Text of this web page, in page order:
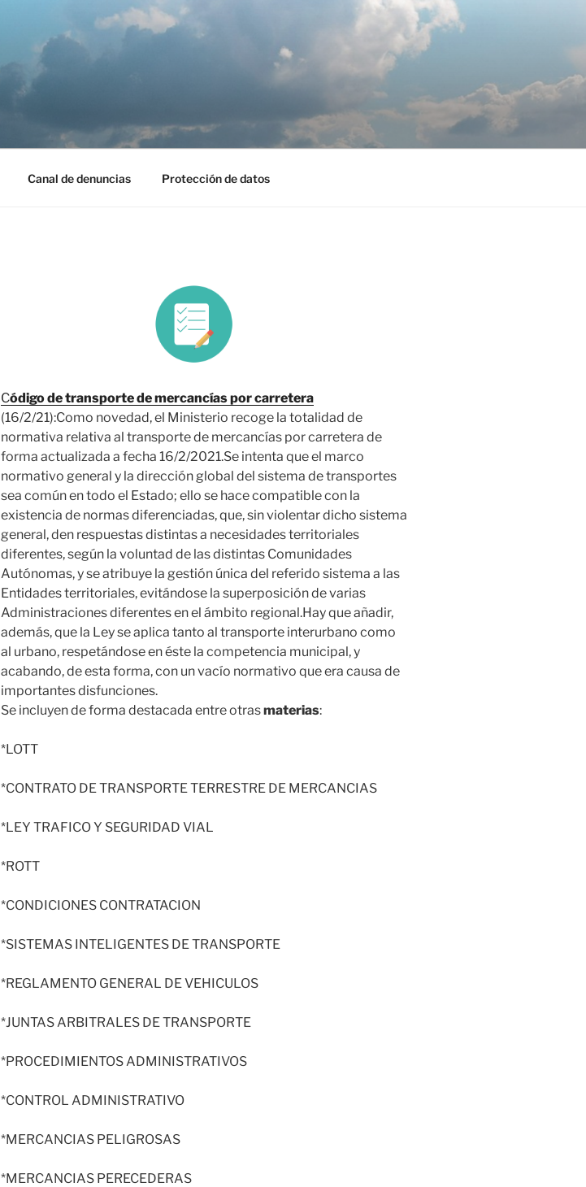
Canal de denuncias Protección de datos
Código de transporte de mercancías por carretera
(16/2/21):Como novedad, el Ministerio recoge la totalidad de
normativa relativa al transporte de mercancías por carretera de
forma actualizada a fecha 16/2/2021.Se intenta que el marco
normativo general y la dirección global del sistema de transportes
sea común en todo el Estado; ello se hace compatible con la
existencia de normas diferenciadas, que, sin violentar dicho sistema
general, den respuestas distintas a necesidades territoriales
diferentes, según la voluntad de las distintas Comunidades
Autónomas, y se atribuye la gestión única del referido sistema a las
Entidades territoriales, evitándose la superposición de varias
Administraciones diferentes en el ámbito regional.Hay que añadir,
además, que la Ley se aplica tanto al transporte interurbano como
al urbano, respetándose en éste la competencia municipal, y
acabando, de esta forma, con un vacío normativo que era causa de
importantes disfunciones.
Se incluyen de forma destacada entre otrasmaterias:
*LOTT
*CONTRATO DE TRANSPORTE TERRESTRE DE MERCANCIAS
*LEY TRAFICO Y SEGURIDAD VIAL
*ROTT
*CONDICIONES CONTRATACION
*SISTEMAS INTELIGENTES DE TRANSPORTE
*REGLAMENTO GENERAL DE VEHICULOS
*JUNTAS ARBITRALES DE TRANSPORTE
*PROCEDIMIENTOS ADMINISTRATIVOS
*CONTROL ADMINISTRATIVO
*MERCANCIAS PELIGROSAS
*MERCANCIAS PERECEDERAS